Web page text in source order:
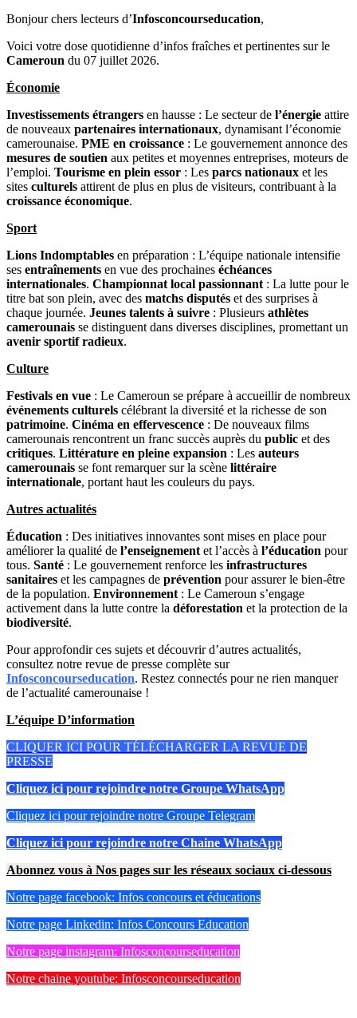
Bonjour chers lecteurs d’Infosconcourseducation,
Voici votre dose quotidienne d’infos fraîches et pertinentes sur le
Cameroun du 07 juillet 2026.
Économie
Investissements étrangers en hausse : Le secteur de l’énergie attire
de nouveaux partenaires internationaux, dynamisant l’économie
camerounaise. PME en croissance : Le gouvernement annonce des
mesures de soutien aux petites et moyennes entreprises, moteurs de
l’emploi. Tourisme en plein essor : Les parcs nationaux et les
sites culturels attirent de plus en plus de visiteurs, contribuant à la
croissance économique.
Sport
Lions Indomptables en préparation : L’équipe nationale intensifie
ses entraînements en vue des prochaines échéances
internationales. Championnat local passionnant : La lutte pour le
titre bat son plein, avec des matchs disputés et des surprises à
chaque journée. Jeunes talents à suivre : Plusieurs athlètes
camerounais se distinguent dans diverses disciplines, promettant un
avenir sportif radieux.
Culture
Festivals en vue : Le Cameroun se prépare à accueillir de nombreux
événements culturels célébrant la diversité et la richesse de son
patrimoine. Cinéma en effervescence : De nouveaux films
camerounais rencontrent un franc succès auprès du public et des
critiques. Littérature en pleine expansion : Les auteurs
camerounais se font remarquer sur la scène littéraire
internationale, portant haut les couleurs du pays.
Autres actualités
Éducation : Des initiatives innovantes sont mises en place pour
améliorer la qualité de l’enseignement et l’accès à l’éducation pour
tous. Santé : Le gouvernement renforce les infrastructures
sanitaires et les campagnes de prévention pour assurer le bien-être
de la population. Environnement : Le Cameroun s’engage
activement dans la lutte contre la déforestation et la protection de la
biodiversité.
Pour approfondir ces sujets et découvrir d’autres actualités,
consultez notre revue de presse complète sur
Infosconcourseducation. Restez connectés pour ne rien manquer
de l’actualité camerounaise !
L’équipe D’information
CLIQUER ICI POUR TÉLÉCHARGER LA REVUE DE
PRESSE
Cliquez ici pour rejoindre notre Groupe WhatsApp
Cliquez ici pour rejoindre notre Groupe Telegram
Cliquez ici pour rejoindre notre Chaine WhatsApp
Abonnez vous à Nos pages sur les réseaux sociaux ci-dessous
Notre page facebook: Infos concours et éducations
Notre page Linkedin: Infos Concours Education
Notre page instagram: Infosconcourseducation
Notre chaine youtube: Infosconcourseducation